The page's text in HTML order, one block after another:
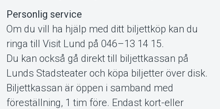
Personlig service
Om du vill ha hjälp med ditt biljettköp kan du
ringa till Visit Lund på 046–13 14 15.
Du kan också gå direkt till biljettkassan på
Lunds Stadsteater och köpa biljetter över disk.
Biljettkassan är öppen i samband med
föreställning, 1 tim före. Endast kort-eller